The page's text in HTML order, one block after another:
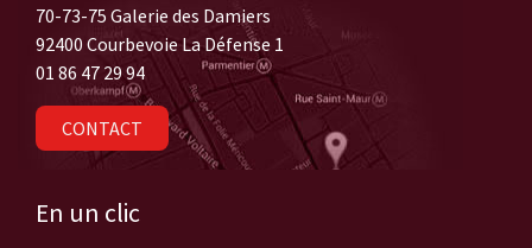
70-73-75 Galerie des Damiers
92400 Courbevoie La Défense 1
01 86 47 29 94
CONTACT
En un clic